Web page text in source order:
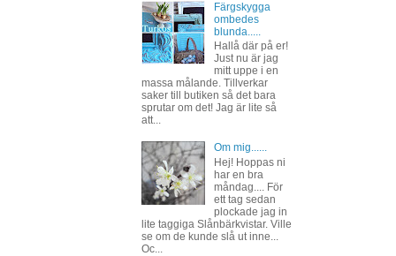
Färgskygga
ombedes
blunda.....
Hallå där på er!
Just nu är jag
mitt uppe i en
massa målande. Tillverkar
saker till butiken så det bara
sprutar om det! Jag är lite så
att...
Om mig......
Hej! Hoppas ni
har en bra
måndag.... För
ett tag sedan
plockade jag in
lite taggiga Slånbärkvistar. Ville
se om de kunde slå ut inne...
Oc...